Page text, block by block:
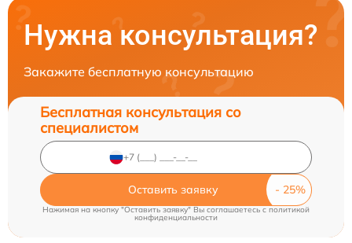
Нужна консультация?
Закажите бесплатную консультацию
Бесплатная консультация со
специалистом
Оставить заявку
Нажимая на кнопку "Оставить заявку" Вы соглашаетесь cполитикой
конфиденциальности